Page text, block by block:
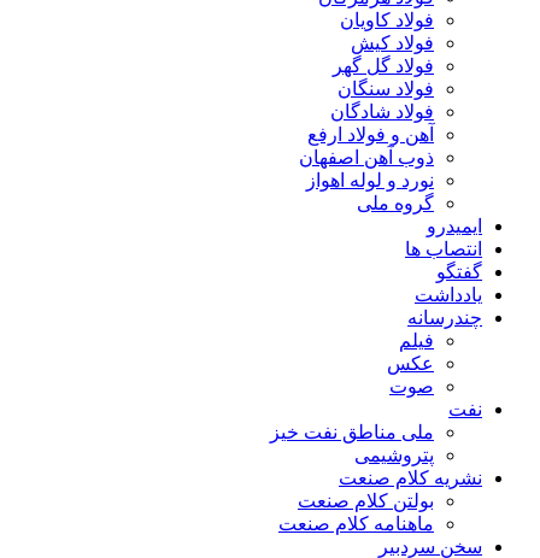
فولاد کاویان
فولاد کیش
فولاد گل گهر
فولاد سنگان
فولاد شادگان
آهن و فولاد ارفع
ذوب آهن اصفهان
نورد و لوله اهواز
گروه ملی
ایمیدرو
انتصاب ها
گفتگو
یادداشت
چندرسانه
فیلم
عکس
صوت
نفت
ملی مناطق نفت خیز
پتروشیمی
نشریه کلام صنعت
بولتن کلام صنعت
ماهنامه کلام صنعت
سخن سردبیر